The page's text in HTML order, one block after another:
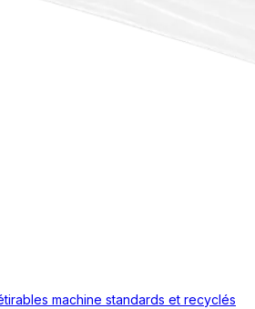
machine standards et recyclés